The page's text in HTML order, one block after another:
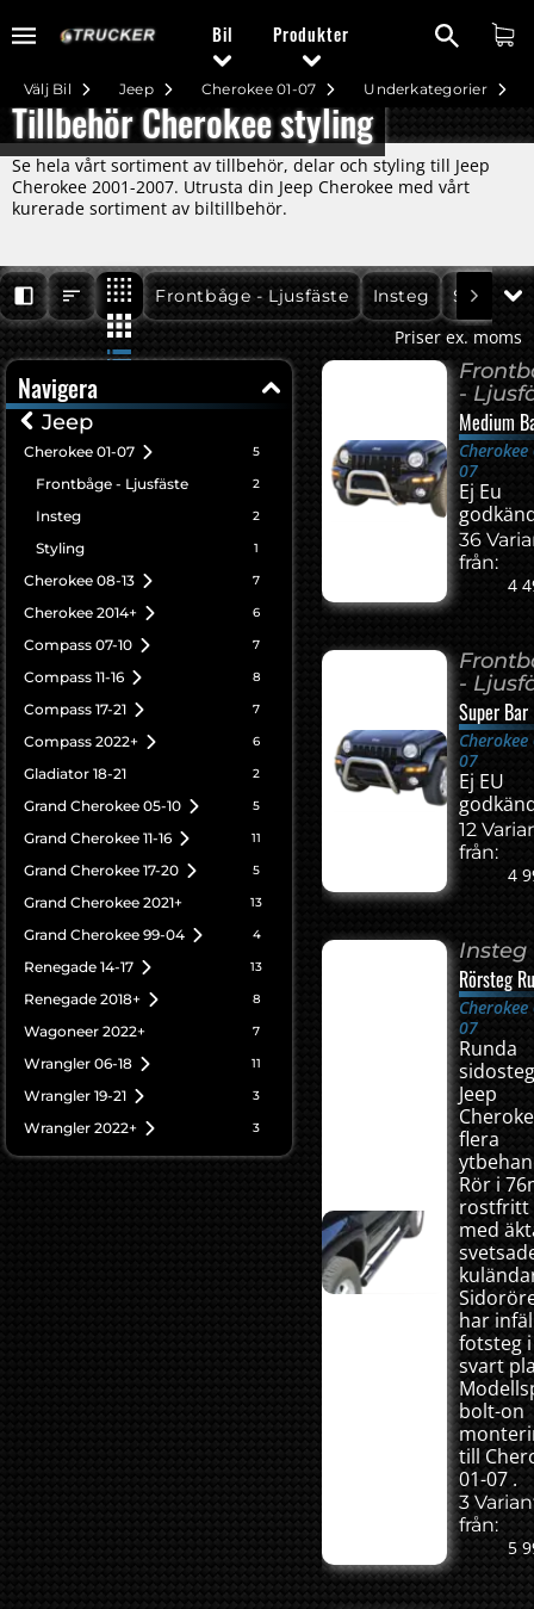
Bil Produkter
Underkategorier
Cherokee 01-07
Jeep
Välj Bil
Tillbehör Cherokee styling
Se hela vårt sortiment av tillbehör, delar och styling till Jeep
Cherokee 2001-2007. Utrusta din Jeep Cherokee med vårt
kurerade sortiment av biltillbehör.
Cherokee 01-07
Frontbåge - Ljusfäste
Cherokee 01-07
Insteg
Cherokee
Styling
Priser ex. moms
Navigera
Jeep
Cherokee 01-07 5
Frontbåge - Ljusfäste 2
Insteg 2
Styling 1
Cherokee 08-13 7
Cherokee 2014+ 6
Compass 07-10 7
Compass 11-16 8
Compass 17-21 7
Compass 2022+ 6
Gladiator 18-21 2
Grand Cherokee 05-10 5
Grand Cherokee 11-16 11
Grand Cherokee 17-20 5
Grand Cherokee 2021+ 13
Grand Cherokee 99-04 4
Renegade 14-17 13
Renegade 2018+ 8
Wagoneer 2022+ 7
Wrangler 06-18 11
Wrangler 19-21 3
Wrangler 2022+ 3
-
Medium
Cherokee
07
Ej Eu
36
från:
4
-
Super
Cherokee
07
Ej EU
12
från:
4
Insteg
Rörsteg
Cherokee
07
Runda
Jeep
flera
Rör i
rostfritt
med
har
fotsteg i
svart
bolt-on
till
01-07 .
3
från:
5